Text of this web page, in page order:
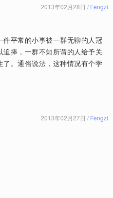
2013年02月28日 / Fengzi
平常的小事被一群无聊的人冠
追捧，一群不知所谓的人给予关
。通俗说法，这种情况有个学
2013年02月27日 / Fengzi